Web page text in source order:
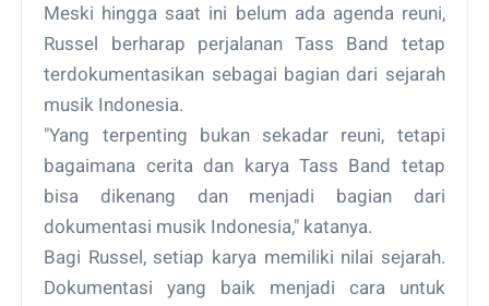
Meski hingga saat ini belum ada agenda reuni,
Russel berharap perjalanan Tass Band tetap
terdokumentasikan sebagai bagian dari sejarah
musik Indonesia.
"Yang terpenting bukan sekadar reuni, tetapi
bagaimana cerita dan karya Tass Band tetap
bisa dikenang dan menjadi bagian dari
dokumentasi musik Indonesia," katanya.
Bagi Russel, setiap karya memiliki nilai sejarah.
Dokumentasi yang baik menjadi cara untuk